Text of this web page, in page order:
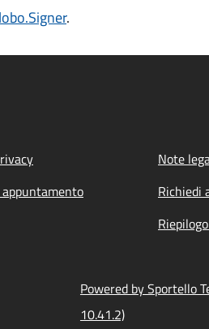
.
Note
Richiedi
Powered by Sportello
10.41.2)